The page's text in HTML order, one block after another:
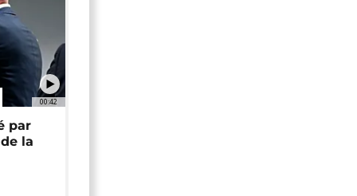
00:42
par
la